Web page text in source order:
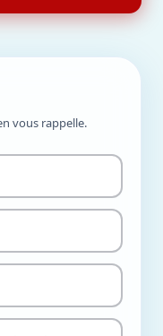
vous rappelle.